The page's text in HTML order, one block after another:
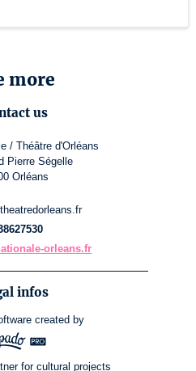
more
us
/ Théâtre d'Orléans
Pierre Ségelle
Orléans
orleans.fr
infos
created by
for cultural projects